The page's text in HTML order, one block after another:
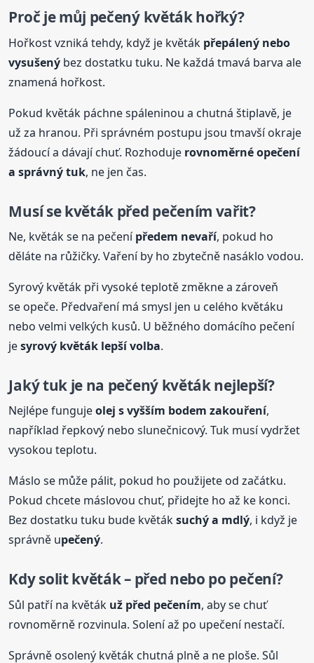
Proč je můj pečenýkvěták hořký?
Hořkost vzniká tehdy, když je květák přepálený nebo
vysušený bez dostatku tuku. Ne každá tmavá barva ale
znamená hořkost.
Pokud květák páchne spáleninou a chutná štiplavě, je
už za hranou. Při správném postupu jsou tmavší okraje
žádoucí a dávají chuť. Rozhoduje rovnoměrné opečení
a správný tuk, ne jen čas.
Musí se květák před pečením vařit?
Ne, květák se na pečenípředem nevaří, pokud ho
děláte na růžičky. Vaření by ho zbytečně nasáklo vodou.
Syrový květák při vysoké teplotě změkne a zároveň
se opeče. Předvaření má smysl jen u celého květáku
nebo velmi velkých kusů. U běžného domácího pečení
jesyrový květák lepší volba.
Jaký tuk je na pečenýkvěták nejlepší?
Nejlépe fungujeolej s vyšším bodem zakouření,
například řepkový nebo slunečnicový. Tuk musí vydržet
vysokou teplotu.
Máslo se může pálit, pokud ho použijete od začátku.
Pokud chcete máslovou chuť, přidejte ho až ke konci.
Bez dostatku tuku bude květáksuchý a mdlý, i když je
správně upečený.
Kdy solit květák – před nebo po pečení?
Sůl patří na květák už před pečením, aby se chuť
rovnoměrně rozvinula. Solení až po upečení nestačí.
Správně osolený květák chutná plně a ne ploše. Sůl